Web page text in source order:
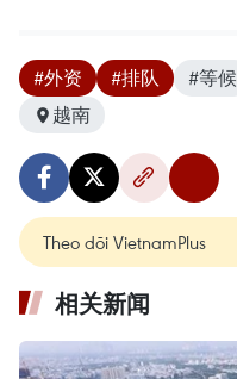
#外资 #排队 #等候
越南
Theo dõi VietnamPlus
相关新闻